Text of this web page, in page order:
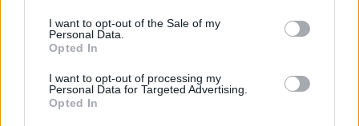
I want to opt-out of the Sale of my
Personal Data.
Opted In
I want to opt-out of processing my
Personal Data for Targeted Advertising.
Opted In